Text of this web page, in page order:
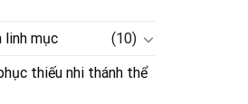
linh mục
(10)
thiếu nhi thánh thể